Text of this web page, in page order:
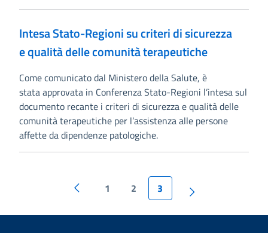
Intesa Stato-Regioni su criteri di sicurezza
e qualità delle comunità terapeutiche
Come comunicato dal Ministero della Salute, è
stata approvata in Conferenza Stato-Regioni l’intesa sul
documento recante i criteri di sicurezza e qualità delle
comunità terapeutiche per l’assistenza alle persone
affette da dipendenze patologiche.
1 2 3